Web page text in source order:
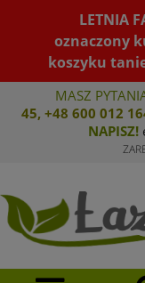
LETNIA
oznaczony
koszyku
MASZ
45, +48 600 012
NAPISZ!